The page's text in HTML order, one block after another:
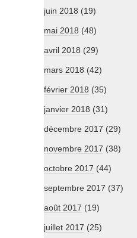
juin 2018 (19)
mai 2018 (48)
avril 2018 (29)
mars 2018 (42)
février 2018 (35)
janvier 2018 (31)
décembre 2017 (29)
novembre 2017 (38)
octobre 2017 (44)
septembre 2017 (37)
août 2017 (19)
juillet 2017 (25)